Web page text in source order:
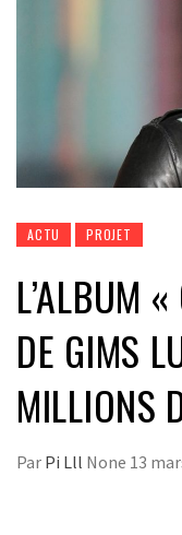
ACTU PROJET
L’ALBUM
DE GIMS
MILLIONS
Par Pi Lll None 13